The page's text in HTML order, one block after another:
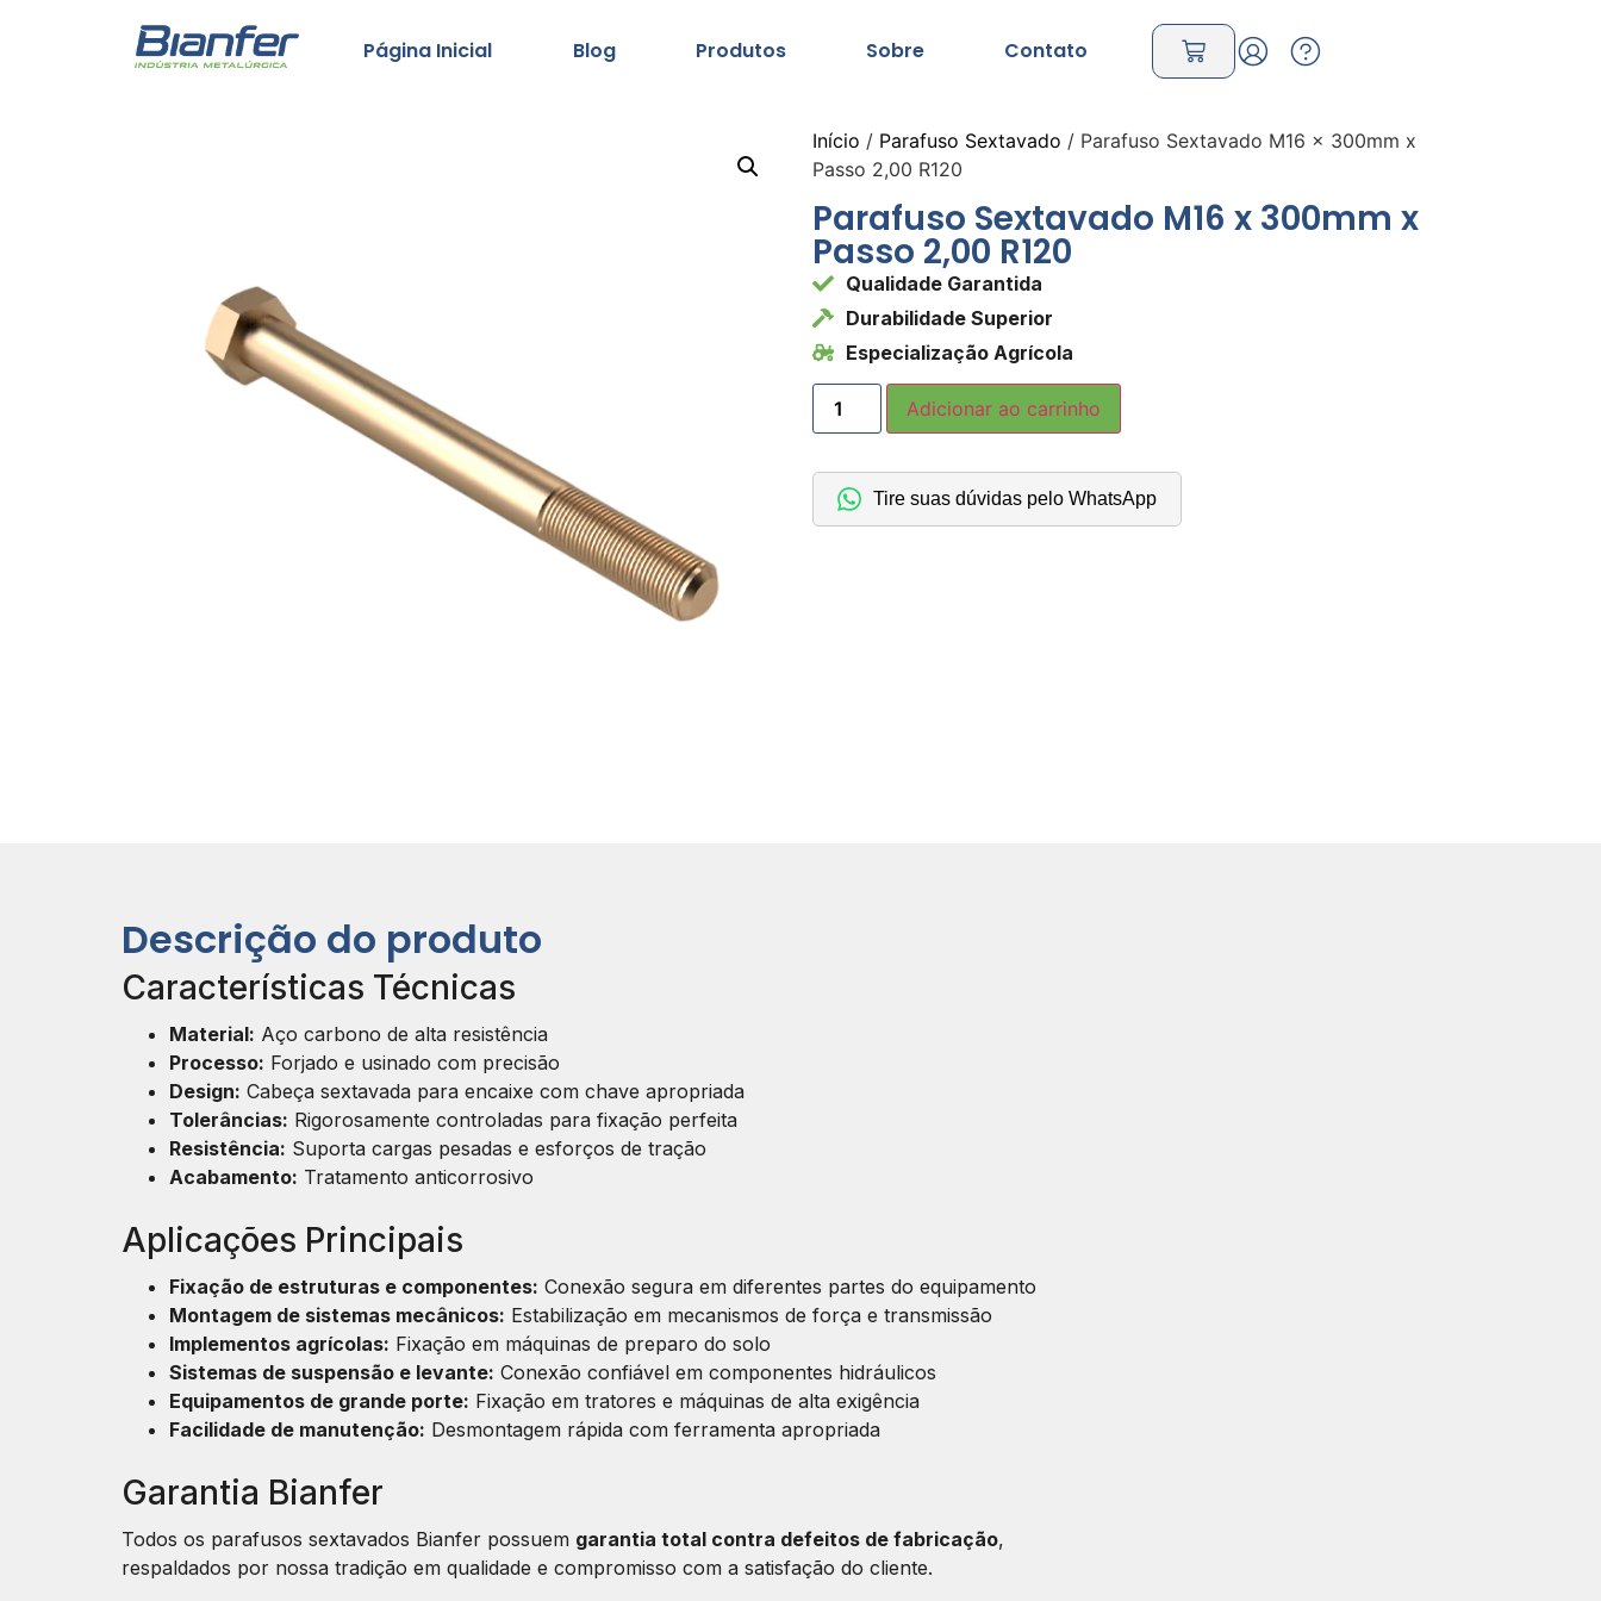
Página Inicial Blog Produtos Sobre Contato
Início / Parafuso Sextavado / Parafuso Sextavado M16 x 300mm x
Passo 2,00 R120
Parafuso Sextavado M16 x 300mm x
Passo 2,00 R120
Qualidade Garantida
Durabilidade Superior
Especialização Agrícola
Adicionar ao carrinho
Tire suas dúvidas pelo WhatsApp
Descrição do produto
Características Técnicas
Material: Aço carbono de alta resistência
Processo: Forjado e usinado com precisão
Design: Cabeça sextavada para encaixe com chave apropriada
Tolerâncias: Rigorosamente controladas para fixação perfeita
Resistência: Suporta cargas pesadas e esforços de tração
Acabamento: Tratamento anticorrosivo
Aplicações Principais
Fixação de estruturas e componentes: Conexão segura em diferentes partes do equipamento
Montagem de sistemas mecânicos: Estabilização em mecanismos de força e transmissão
Implementos agrícolas: Fixação em máquinas de preparo do solo
Sistemas de suspensão e levante: Conexão confiável em componentes hidráulicos
Equipamentos de grande porte: Fixação em tratores e máquinas de alta exigência
Facilidade de manutenção: Desmontagem rápida com ferramenta apropriada
Garantia Bianfer
Todos os parafusos sextavados Bianfer possuem garantia total contra defeitos de fabricação,
respaldados por nossa tradição em qualidade e compromisso com a satisfação do cliente.